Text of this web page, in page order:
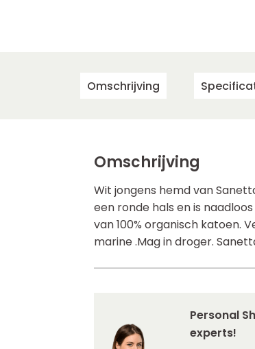
Omschrijving
Omschrijving
Wit jongens hemd van
een ronde hals en is
van 100% organisch katoen.
marine .Mag in droger.
Personal
experts!